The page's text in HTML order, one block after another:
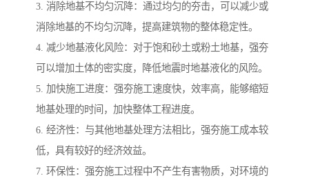
3. 消除地基不均匀沉降：通过均匀的夯击，可以减少或
消除地基的不均匀沉降，提高建筑物的整体稳定性。
4. 减少地基液化风险：对于饱和砂土或粉土地基，强夯
可以增加土体的密实度，降低地震时地基液化的风险。
5. 加快施工进度：强夯施工速度快，效率高，能够缩短
地基处理的时间，加快整体工程进度。
6. 经济性：与其他地基处理方法相比，强夯施工成本较
低，具有较好的经济效益。
7. 环保性：强夯施工过程中不产生有害物质，对环境的